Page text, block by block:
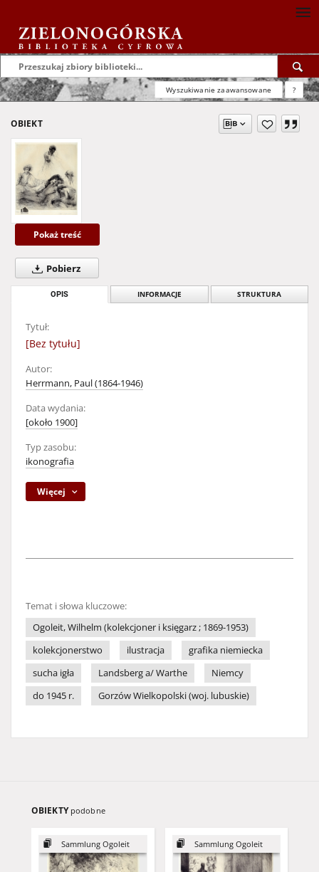
Wyszukiwanie zaawansowane ?
OBIEKT
Pokaż treść
Pobierz
OPIS INFORMACJE STRUKTURA
Tytuł:
[Bez tytułu]
Autor:
Herrmann, Paul (1864-1946)
Data wydania:
[około 1900]
Typ zasobu:
ikonografia
Więcej
Temat i słowa kluczowe:
Ogoleit, Wilhelm (kolekcjoner i księgarz ; 1869-1953)
kolekcjonerstwo
ilustracja
grafika niemiecka
sucha igła
Landsberg a/ Warthe
Niemcy
do 1945 r.
Gorzów Wielkopolski (woj. lubuskie)
OBIEKTY podobne
Sammlung Ogoleit Sammlung Ogoleit